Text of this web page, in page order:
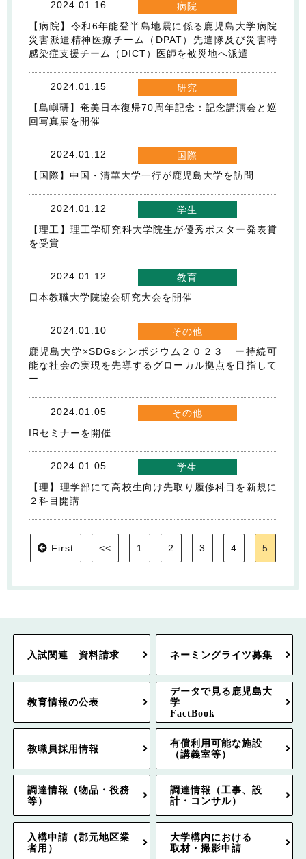
2024.01.16
病院
【病院】令和6年能登半島地震に係る鹿児島大学病院
災害派遣精神医療チーム（DPAT）先遣隊及び災害時
感染症支援チーム（DICT）医師を被災地へ派遣
2024.01.15
研究
【島嶼研】奄美日本復帰70周年記念：記念講演会と巡
回写真展を開催
2024.01.12
国際
【国際】中国・清華大学一行が鹿児島大学を訪問
2024.01.12
学生
【理工】理工学研究科大学院生が優秀ポスター発表賞
を受賞
2024.01.12
教育
日本教職大学院協会研究大会を開催
2024.01.10
その他
鹿児島大学×SDGsシンポジウム２０２３ ー持続可
能な社会の実現を先導するグローカル拠点を目指して
ー
2024.01.05
その他
IRセミナーを開催
2024.01.05
学生
【理】理学部にて高校生向け先取り履修科目を新規に
２科目開講
First << 1 2 3 4 5
入試関連 資料請求 ネーミングライツ募集
教育情報の公表
データで見る鹿児島大
学
FactBook
教職員採用情報
有償利用可能な施設
（講義室等）
調達情報（物品・役務
等）
調達情報（工事、設
計・コンサル）
入構申請（郡元地区業
者用）
大学構内における
取材・撮影申請